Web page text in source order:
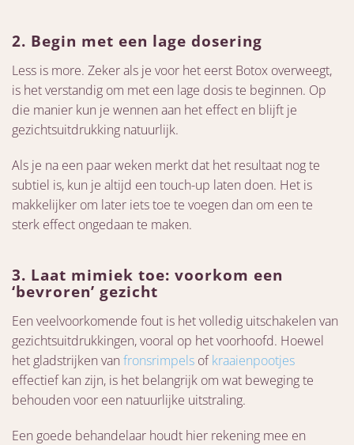
2. Begin met een lage dosering
Less is more. Zeker als je voor het eerst Botox overweegt,
is het verstandig om met een lage dosis te beginnen. Op
die manier kun je wennen aan het effect en blijft je
gezichtsuitdrukking natuurlijk.
Als je na een paar weken merkt dat het resultaat nog te
subtiel is, kun je altijd een touch-up laten doen. Het is
makkelijker om later iets toe te voegen dan om een te
sterk effect ongedaan te maken.
3. Laat mimiek toe: voorkom een
‘bevroren’ gezicht
Een veelvoorkomende fout is het volledig uitschakelen van
gezichtsuitdrukkingen, vooral op het voorhoofd. Hoewel
het gladstrijken van fronsrimpels ofkraaienpootjes
effectief kan zijn, is het belangrijk om wat beweging te
behouden voor een natuurlijke uitstraling.
Een goede behandelaar houdt hier rekening mee en